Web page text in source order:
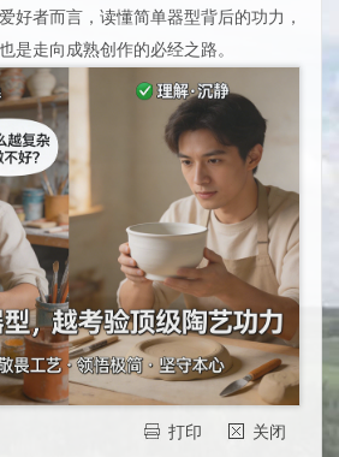
好者而言，读懂简单器型背后的功力，
是走向成熟创作的必经之路。
打印 关闭